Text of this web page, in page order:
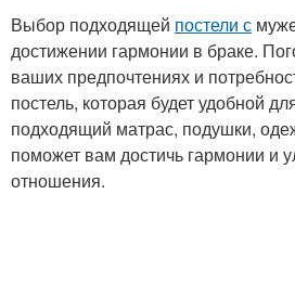
Выбор подходящей постели с
достижении гармонии в браке.
ваших предпочтениях и
постель, которая будет удобной
подходящий матрас, подушки,
поможет вам достичь гармонии и
отношения.